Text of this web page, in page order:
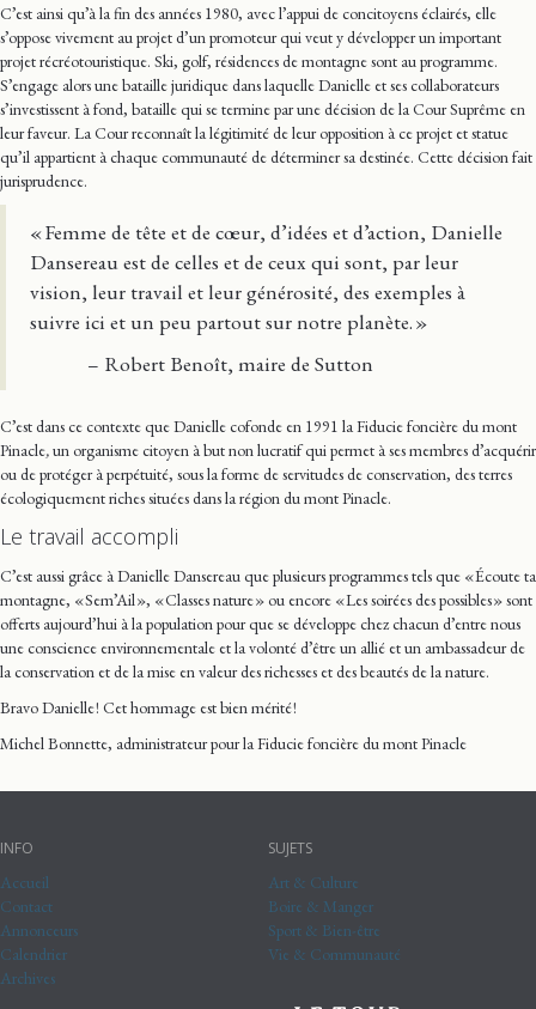
C’est ainsi qu’à la fin des années 1980, avec l’appui de concitoyens éclairés, elle
s’oppose vivement au projet d’un promoteur qui veut y développer un important
projet récréotouristique. Ski, golf, résidences de montagne sont au programme.
S’engage alors une bataille juridique dans laquelle Danielle et ses collaborateurs
s’investissent à fond, bataille qui se termine par une décision de la Cour Suprême en
leur faveur. La Cour reconnaît la légitimité de leur opposition à ce projet et statue
qu’il appartient à chaque communauté de déterminer sa destinée. Cette décision fait
jurisprudence.
« Femme de tête et de cœur, d’idées et d’action, Danielle
Dansereau est de celles et de ceux qui sont, par leur
vision, leur travail et leur générosité, des exemples à
suivre ici et un peu partout sur notre planète. »
– Robert Benoît, maire de Sutton
C’est dans ce contexte que Danielle cofonde en 1991 la Fiducie foncière du mont
Pinacle,un organisme citoyen à but non lucratif qui permet à ses membres d’acquérir
ou de protéger à perpétuité, sous la forme de servitudes de conservation, des terres
écologiquement riches situées dans la région du mont Pinacle.
Le travail accompli
C’est aussi grâce à Danielle Dansereau que plusieurs programmes tels que « Écoute ta
montagne, « Sem’Ail », « Classes nature » ou encore « Les soirées des possibles » sont
offerts aujourd’hui à la population pour que se développe chez chacun d’entre nous
une conscience environnementale et la volonté d’être un allié et un ambassadeur de
la conservation et de la mise en valeur des richesses et des beautés de la nature.
Bravo Danielle ! Cet hommage est bien mérité !
Michel Bonnette, administrateur pour la Fiducie foncière du mont Pinacle
INFO
Accueil
Contact
Annonceurs
Calendrier
Archives
SUJETS
Art & Culture
Boire & Manger
Sport & Bien-être
Vie & Communauté